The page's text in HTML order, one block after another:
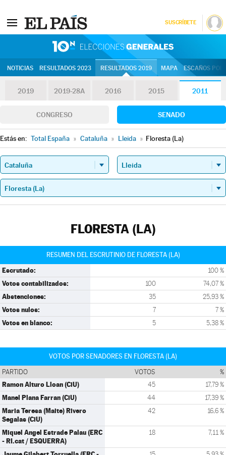
SUSCRÍBETE
NOTICIAS RESULTADOS 2023 RESULTADOS 2019 MAPA ESCAÑOS
2019 2019-28A 2016 2015 2011
CONGRESO SENADO
Estás en: Total España » Cataluña » Lleida » Floresta (La)
FLORESTA (LA)
RESUMEN DEL ESCRUTINIO DE FLORESTA (LA)
Escrutado: 100 %
Votos contabilizados: 100 74,07 %
Abstenciones: 35 25,93 %
Votos nulos: 7 7 %
Votos en blanco: 5 5,38 %
VOTOS POR SENADORES EN FLORESTA (LA)
PARTIDO VOTOS %
Ramon Alturo Lloan (CiU) 45 17,79 %
Manel Plana Farran (CiU) 44 17,39 %
Maria Teresa (Maite) Rivero
Segalas (CiU)
42 16,6 %
Miquel Angel Estrade Palau (ERC
- RI.cat / ESQUERRA)
18 7,11 %